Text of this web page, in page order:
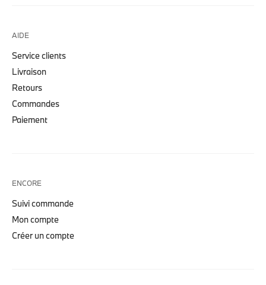
AIDE
Service clients
Livraison
Retours
Commandes
Paiement
ENCORE
Suivi commande
Mon compte
Créer un compte